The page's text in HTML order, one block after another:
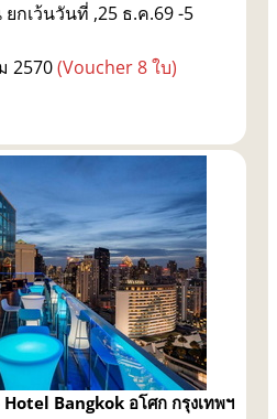
กเว้นวันที่ ,25 ธ.ค.69 -5
2570(Voucher 8 ใบ)
Hotel Bangkok อโศก กรุงเทพฯ